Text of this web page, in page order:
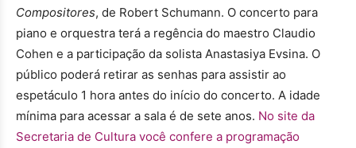
Compositores, de Robert Schumann. O concerto para
piano e orquestra terá a regência do maestro Claudio
Cohen e a participação da solista Anastasiya Evsina. O
público poderá retirar as senhas para assistir ao
espetáculo 1 hora antes do início do concerto. A idade
mínima para acessar a sala é de sete anos. No site da
Secretaria de Cultura você confere a programação